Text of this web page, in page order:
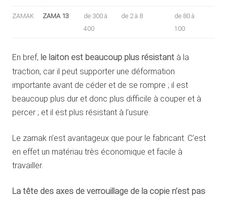
ZAMAK ZAMA 13
de 300 à
400
de 2 à 8
de 80 à
100
En bref, le laiton est beaucoup plus résistant à la
traction, car il peut supporter une déformation
importante avant de céder et de se rompre ; il est
beaucoup plus dur et donc plus difficile à couper et à
percer ; et il est plus résistant à l’usure.
Le zamak n’est avantageux que pour le fabricant. C’est
en effet un matériau très économique et facile à
travailler.
La tête des axes de verrouillage de la copie n’est pas